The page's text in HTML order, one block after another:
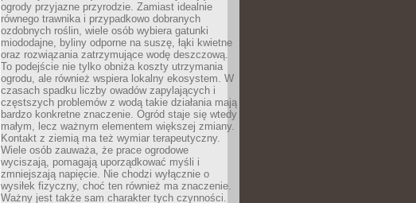
ogrody przyjazne przyrodzie. Zamiast idealnie
równego trawnika i przypadkowo dobranych
ozdobnych roślin, wiele osób wybiera gatunki
miododajne, byliny odporne na suszę, łąki kwietne
oraz rozwiązania zatrzymujące wodę deszczową.
To podejście nie tylko obniża koszty utrzymania
ogrodu, ale również wspiera lokalny ekosystem. W
czasach spadku liczby owadów zapylających i
częstszych problemów z wodą takie działania mają
bardzo konkretne znaczenie. Ogród staje się wtedy
małym, lecz ważnym elementem większej zmiany.
Kontakt z ziemią ma też wymiar terapeutyczny.
Wiele osób zauważa, że prace ogrodowe
wyciszają, pomagają uporządkować myśli i
zmniejszają napięcie. Nie chodzi wyłącznie o
wysiłek fizyczny, choć ten również ma znaczenie.
Ważny jest także sam charakter tych czynności.